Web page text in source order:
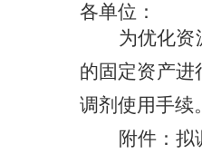
各单位：
为优化资
的固定资产进
调剂使用手续。
附件：拟